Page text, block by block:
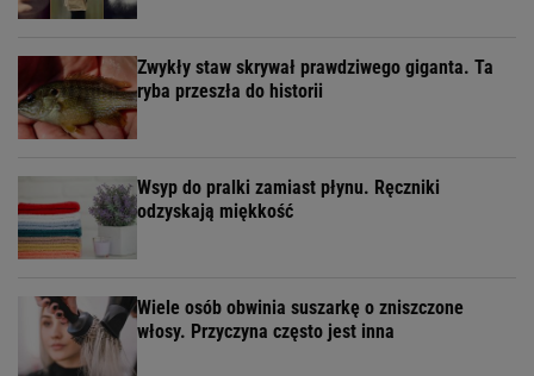
Zwykły staw skrywał prawdziwego giganta. Ta
ryba przeszła do historii
Wsyp do pralki zamiast płynu. Ręczniki
odzyskają miękkość
Wiele osób obwinia suszarkę o zniszczone
włosy. Przyczyna często jest inna